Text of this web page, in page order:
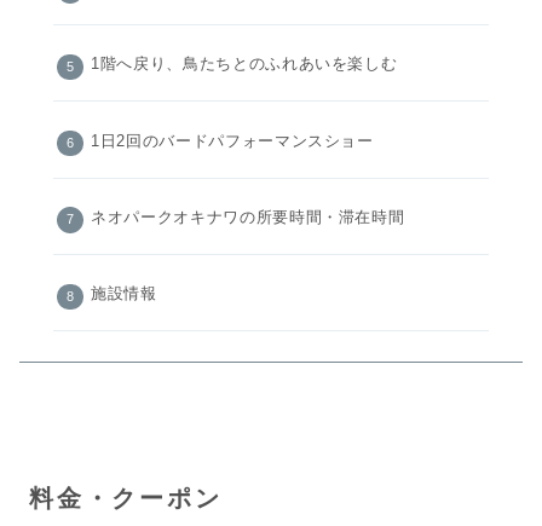
1階へ戻り、鳥たちとのふれあいを楽しむ
1日2回のバードパフォーマンスショー
ネオパークオキナワの所要時間・滞在時間
施設情報
料金・クーポン